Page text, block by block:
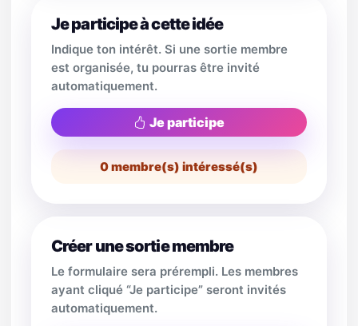
Je participe à cette idée
Indique ton intérêt. Si une sortie membre
est organisée, tu pourras être invité
automatiquement.
Je participe
0membre(s) intéressé(s)
Créer une sortie membre
Le formulaire sera prérempli. Les membres
ayant cliqué “Je participe” seront invités
automatiquement.